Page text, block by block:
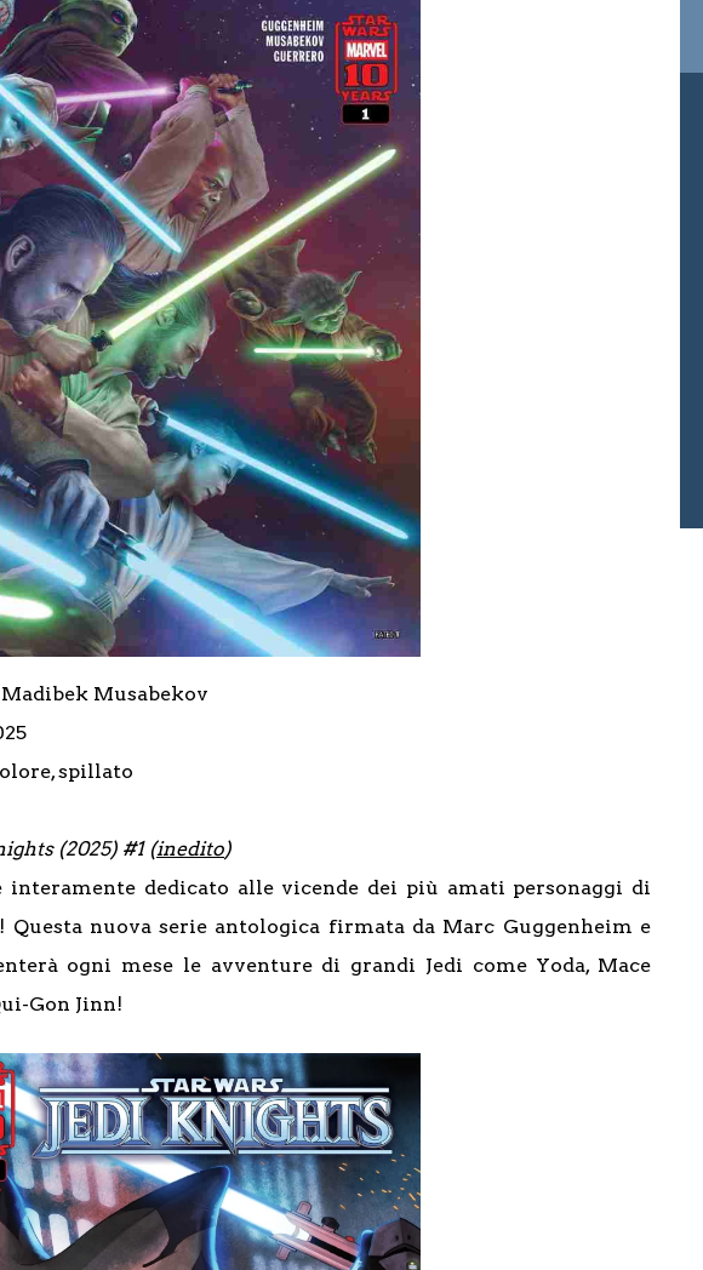
Musabekov
spillato
(2025) #1 (inedito)
interamente dedicato alle vicende dei più amati personaggi di
Questa nuova serie antologica firmata da Marc Guggenheim e
ogni mese le avventure di grandi Jedi come Yoda, Mace
Gon Jinn!